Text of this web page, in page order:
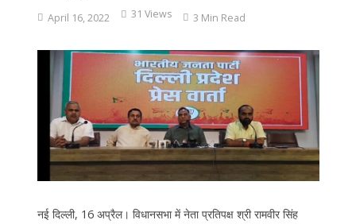
April 16, 2022 31 Views 3 Min Read
नई दिल्ली, 16 अप्रैल। विधानसभा में नेता प्रतिपक्ष श्री रामवीर सिंह